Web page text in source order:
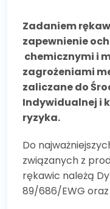
Zadaniem
zapewnienie
chemicznymi i
zagrożeniami
zaliczane do
Indywidualnej i
ryzyka.
Do
związanych z
rękawic należą
89/686/EWG